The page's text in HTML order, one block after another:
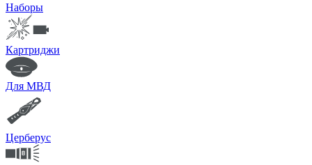
Наборы
Картриджи
Для МВД
Церберус